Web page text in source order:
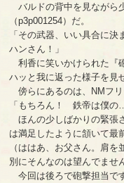
バルドの背中を見ながら
（p3p001254）だ。
「その武器、いい具合に
ハンさん！」
利香に笑いかけられた『
ハッと我に返った様子を見
傍らにあるのは、NMフリ
「もちろん！ 鉄帝は僕の
ほんの少しばかりの緊張
は満足したように頷いて最
（ははあ、お父さん。肩
別にそんなのは望んでませ
今回は後ろで砲撃担当で